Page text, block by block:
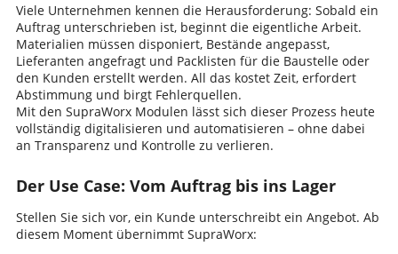
Viele Unternehmen kennen die Herausforderung: Sobald ein
Auftrag unterschrieben ist, beginnt die eigentliche Arbeit.
Materialien müssen disponiert, Bestände angepasst,
Lieferanten angefragt und Packlisten für die Baustelle oder
den Kunden erstellt werden. All das kostet Zeit, erfordert
Abstimmung und birgt Fehlerquellen.
Mit den SupraWorx Modulen lässt sich dieser Prozess heute
vollständig digitalisieren und automatisieren – ohne dabei
an Transparenz und Kontrolle zu verlieren.
Der Use Case: Vom Auftrag bis ins Lager
Stellen Sie sich vor, ein Kunde unterschreibt ein Angebot. Ab
diesem Moment übernimmt SupraWorx: